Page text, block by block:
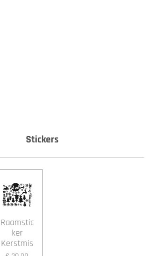
Stickers
Raamstic
ker
Kerstmis